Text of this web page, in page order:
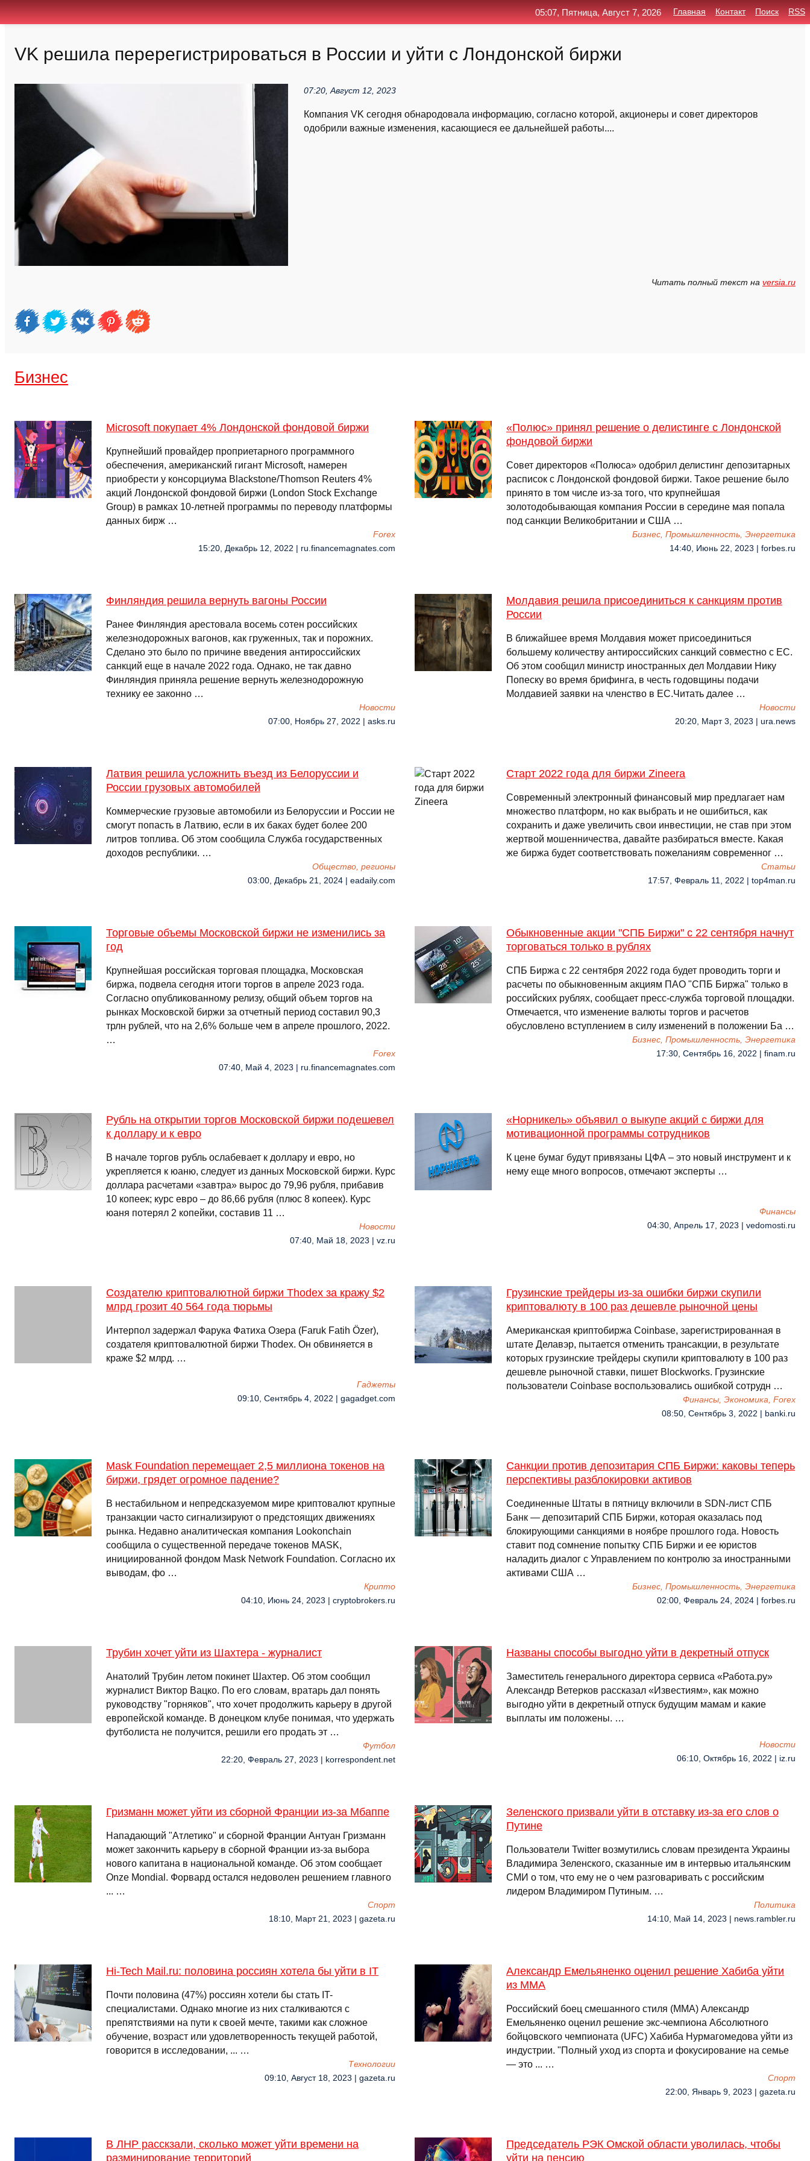
VK решила перерегистрироваться в России и уйти с Лондонской биржи
07:20, Август 12, 2023
Компания VK сегодня обнародовала информацию, согласно которой, акционеры и совет директоров
одобрили важные изменения, касающиеся ее дальнейшей работы....
Читать полный текст на versia.ru
Бизнес
Microsoft покупает 4% Лондонской фондовой биржи
Крупнейший провайдер проприетарного программного
обеспечения, американский гигант Microsoft, намерен
приобрести у консорциума Blackstone/Thomson Reuters 4%
акций Лондонской фондовой биржи (London Stock Exchange
Group) в рамках 10-летней программы по переводу платформы
данных бирж …
Forex
15:20, Декабрь 12, 2022 | ru.financemagnates.com
«Полюс» принял решение о делистинге с Лондонской
фондовой биржи
Совет директоров «Полюса» одобрил делистинг депозитарных
расписок с Лондонской фондовой биржи. Такое решение было
принято в том числе из-за того, что крупнейшая
золотодобывающая компания России в середине мая попала
под санкции Великобритании и США …
Бизнес, Промышленность, Энергетика
14:40, Июнь 22, 2023 | forbes.ru
Финляндия решила вернуть вагоны России
Ранее Финляндия арестовала восемь сотен российских
железнодорожных вагонов, как груженных, так и порожних.
Сделано это было по причине введения антироссийских
санкций еще в начале 2022 года. Однако, не так давно
Финляндия приняла решение вернуть железнодорожную
технику ее законно …
Новости
07:00, Ноябрь 27, 2022 | asks.ru
Молдавия решила присоединиться к санкциям против
России
В ближайшее время Молдавия может присоединиться
большему количеству антироссийских санкций совместно с ЕС.
Об этом сообщил министр иностранных дел Молдавии Нику
Попеску во время брифинга, в честь годовщины подачи
Молдавией заявки на членство в ЕС.Читать далее …
Новости
20:20, Март 3, 2023 | ura.news
Латвия решила усложнить въезд из Белоруссии и
России грузовых автомобилей
Коммерческие грузовые автомобили из Белоруссии и России не
смогут попасть в Латвию, если в их баках будет более 200
литров топлива. Об этом сообщила Служба государственных
доходов республики. …
Общество, регионы
03:00, Декабрь 21, 2024 | eadaily.com
Старт 2022 года для биржи Zineera
Современный электронный финансовый мир предлагает нам
множество платформ, но как выбрать и не ошибиться, как
сохранить и даже увеличить свои инвестиции, не став при этом
жертвой мошенничества, давайте разбираться вместе. Какая
же биржа будет соответствовать пожеланиям современног …
Cтатьи
17:57, Февраль 11, 2022 | top4man.ru
Торговые объемы Московской биржи не изменились за
год
Крупнейшая российская торговая площадка, Московская
биржа, подвела сегодня итоги торгов в апреле 2023 года.
Согласно опубликованному релизу, общий объем торгов на
рынках Московской биржи за отчетный период составил 90,3
трлн рублей, что на 2,6% больше чем в апреле прошлого, 2022.
…
Forex
07:40, Май 4, 2023 | ru.financemagnates.com
Обыкновенные акции "СПБ Биржи" с 22 сентября начнут
торговаться только в рублях
СПБ Биржа с 22 сентября 2022 года будет проводить торги и
расчеты по обыкновенным акциям ПАО "СПБ Биржа" только в
российских рублях, сообщает пресс-служба торговой площадки.
Отмечается, что изменение валюты торгов и расчетов
обусловлено вступлением в силу изменений в положении Ба …
Бизнес, Промышленность, Энергетика
17:30, Сентябрь 16, 2022 | finam.ru
Рубль на открытии торгов Московской биржи подешевел
к доллару и к евро
В начале торгов рубль ослабевает к доллару и евро, но
укрепляется к юаню, следует из данных Московской биржи. Курс
доллара расчетами «завтра» вырос до 79,96 рубля, прибавив
10 копеек; курс евро – до 86,66 рубля (плюс 8 копеек). Курс
юаня потерял 2 копейки, составив 11 …
Новости
07:40, Май 18, 2023 | vz.ru
«Норникель» объявил о выкупе акций с биржи для
мотивационной программы сотрудников
К цене бумаг будут привязаны ЦФА – это новый инструмент и к
нему еще много вопросов, отмечают эксперты …
Финансы
04:30, Апрель 17, 2023 | vedomosti.ru
Создателю криптовалютной биржи Thodex за кражу $2
млрд грозит 40 564 года тюрьмы
Интерпол задержал Фарука Фатиха Озера (Faruk Fatih Özer),
создателя криптовалютной биржи Thodex. Он обвиняется в
краже $2 млрд. …
Гаджеты
09:10, Сентябрь 4, 2022 | gagadget.com
Грузинские трейдеры из-за ошибки биржи скупили
криптовалюту в 100 раз дешевле рыночной цены
Американская криптобиржа Coinbase, зарегистрированная в
штате Делавэр, пытается отменить трансакции, в результате
которых грузинские трейдеры скупили криптовалюту в 100 раз
дешевле рыночной ставки, пишет Blockworks. Грузинские
пользователи Coinbase воспользовались ошибкой сотрудн …
Финансы, Экономика, Forex
08:50, Сентябрь 3, 2022 | banki.ru
Mask Foundation перемещает 2,5 миллиона токенов на
биржи, грядет огромное падение?
В нестабильном и непредсказуемом мире криптовалют крупные
транзакции часто сигнализируют о предстоящих движениях
рынка. Недавно аналитическая компания Lookonchain
сообщила о существенной передаче токенов MASK,
инициированной фондом Mask Network Foundation. Согласно их
выводам, фо …
Крипто
04:10, Июнь 24, 2023 | cryptobrokers.ru
Санкции против депозитария СПБ Биржи: каковы теперь
перспективы разблокировки активов
Соединенные Штаты в пятницу включили в SDN-лист СПБ
Банк — депозитарий СПБ Биржи, которая оказалась под
блокирующими санкциями в ноябре прошлого года. Новость
ставит под сомнение попытку СПБ Биржи и ее юристов
наладить диалог с Управлением по контролю за иностранными
активами США …
Бизнес, Промышленность, Энергетика
02:00, Февраль 24, 2024 | forbes.ru
Трубин хочет уйти из Шахтера - журналист
Анатолий Трубин летом покинет Шахтер. Об этом сообщил
журналист Виктор Вацко. По его словам, вратарь дал понять
руководству "горняков", что хочет продолжить карьеру в другой
европейской команде. В донецком клубе понимая, что удержать
футболиста не получится, решили его продать эт …
Футбол
22:20, Февраль 27, 2023 | korrespondent.net
Названы способы выгодно уйти в декретный отпуск
Заместитель генерального директора сервиса «Работа.ру»
Александр Ветерков рассказал «Известиям», как можно
выгодно уйти в декретный отпуск будущим мамам и какие
выплаты им положены. …
Новости
06:10, Октябрь 16, 2022 | iz.ru
Гризманн может уйти из сборной Франции из-за Мбаппе
Нападающий "Атлетико" и сборной Франции Антуан Гризманн
может закончить карьеру в сборной Франции из-за выбора
нового капитана в национальной команде. Об этом сообщает
Onze Mondial. Форвард остался недоволен решением главного
... …
Спорт
18:10, Март 21, 2023 | gazeta.ru
Зеленского призвали уйти в отставку из-за его слов о
Путине
Пользователи Twitter возмутились словам президента Украины
Владимира Зеленского, сказанные им в интервью итальянским
СМИ о том, что ему не о чем разговаривать с российским
лидером Владимиром Путиным. …
Политика
14:10, Май 14, 2023 | news.rambler.ru
Hi-Tech Mail.ru: половина россиян хотела бы уйти в IT
Почти половина (47%) россиян хотели бы стать IT-
специалистами. Однако многие из них сталкиваются с
препятствиями на пути к своей мечте, такими как сложное
обучение, возраст или удовлетворенность текущей работой,
говорится в исследовании, ... …
Технологии
09:10, Август 18, 2023 | gazeta.ru
Александр Емельяненко оценил решение Хабиба уйти
из MMA
Российский боец смешанного стиля (MMA) Александр
Емельяненко оценил решение экс-чемпиона Абсолютного
бойцовского чемпионата (UFC) Хабиба Нурмагомедова уйти из
индустрии. "Полный уход из спорта и фокусирование на семье
— это ... …
Спорт
22:00, Январь 9, 2023 | gazeta.ru
В ЛНР расскзали, сколько может уйти времени на
разминирование территорий
Председатель РЭК Омской области уволилась, чтобы
уйти на пенсию
05:07, Пятница, Август 7, 2026 Главная Контакт Поиск RSS